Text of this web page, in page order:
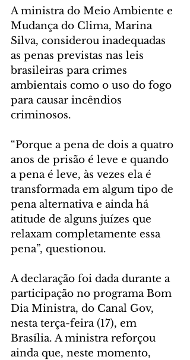
A ministra do Meio Ambiente e
Mudança do Clima, Marina
Silva, considerou inadequadas
as penas previstas nas leis
brasileiras para crimes
ambientais como o uso do fogo
para causar incêndios
criminosos.
“Porque a pena de dois a quatro
anos de prisão é leve e quando
a pena é leve, às vezes ela é
transformada em algum tipo de
pena alternativa e ainda há
atitude de alguns juízes que
relaxam completamente essa
pena”, questionou.
A declaração foi dada durante a
participação no programa Bom
Dia Ministra, do Canal Gov,
nesta terça-feira (17), em
Brasília. A ministra reforçou
ainda que, neste momento,